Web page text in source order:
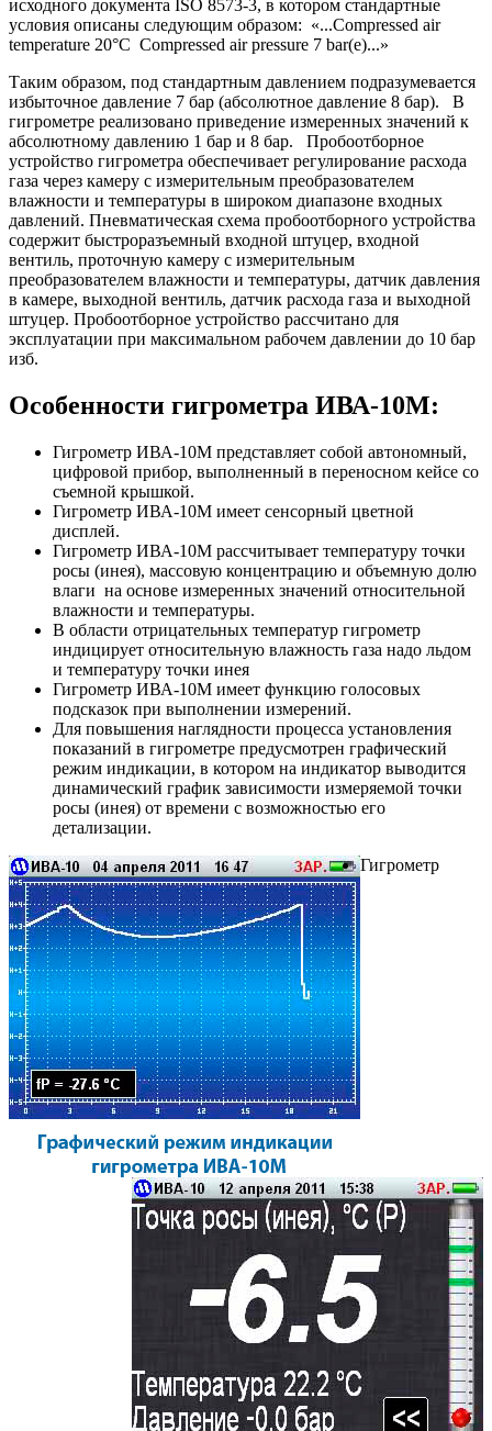
исходного документа ISO 8573-3, в котором стандартные
условия описаны следующим образом: «...Compressed air
temperature 20°C Compressed airpressure 7 bar(e)...»
Таким образом, под стандартным давлением подразумевается
избыточное давление 7 бар (абсолютное давление 8 бар). В
гигрометре реализовано приведение измеренных значений к
абсолютному давлению 1 бар и 8 бар. Пробоотборное
устройство гигрометра обеспечивает регулирование расхода
газа через камеру с измерительным преобразователем
влажности и температуры в широком диапазоне входных
давлений. Пневматическая схема пробоотборного устройства
содержит быстроразъемный входной штуцер, входной
вентиль, проточную камеру с измерительным
преобразователем влажности и температуры, датчик давления
в камере, выходной вентиль, датчик расхода газа и выходной
штуцер. Пробоотборное устройство рассчитано для
эксплуатации при максимальном рабочем давлении до 10 бар
изб.
Особенности гигрометра ИВА-10М:
Гигрометр ИВА-10М представляет собой автономный,
цифровой прибор, выполненный в переносном кейсе со
съемной крышкой.
Гигрометр ИВА-10М имеет сенсорный цветной
дисплей.
Гигрометр ИВА-10М рассчитывает температуру точки
росы (инея), массовую концентрацию и объемную долю
влаги на основе измеренных значений относительной
влажности и температуры.
В области отрицательных температур гигрометр
индицирует относительную влажность газа надо льдом
и температуру точки инея
Гигрометр ИВА-10М имеет функцию голосовых
подсказок при выполнении измерений.
Для повышения наглядности процесса установления
показаний в гигрометре предусмотрен графический
режим индикации, в котором на индикатор выводится
динамический график зависимости измеряемой точки
росы (инея) от времени с возможностью его
детализации.
Гигрометр